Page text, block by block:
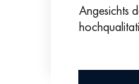
Angesichts
bemessen